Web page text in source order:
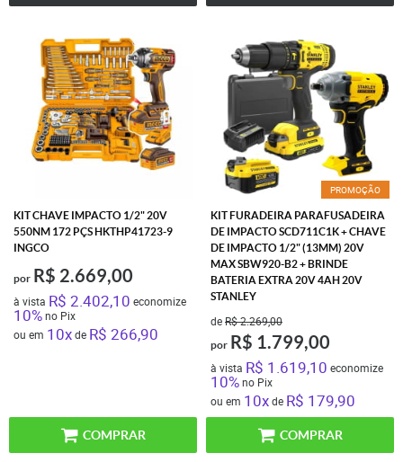
KIT CHAVE IMPACTO 1/2" 20V
550NM 172 PÇS HKTHP41723-9
INGCO
por R$ 2.669,00
à vista R$ 2.402,10 economize
10%no Pix
ou em 10xde R$ 266,90
COMPRAR
PROMOÇÃO
KIT FURADEIRA PARAFUSADEIRA
DE IMPACTO SCD711C1K + CHAVE
DE IMPACTO 1/2" (13MM) 20V
MAX SBW920-B2 + BRINDE
BATERIA EXTRA 20V 4AH 20V
STANLEY
deR$ 2.269,00
por R$ 1.799,00
à vista R$ 1.619,10 economize
10%no Pix
ou em 10xde R$ 179,90
COMPRAR